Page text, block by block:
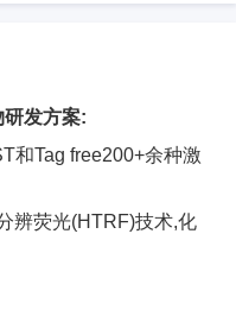
发方案:
和Tag free200+余种激
辨荧光(HTRF)技术,化